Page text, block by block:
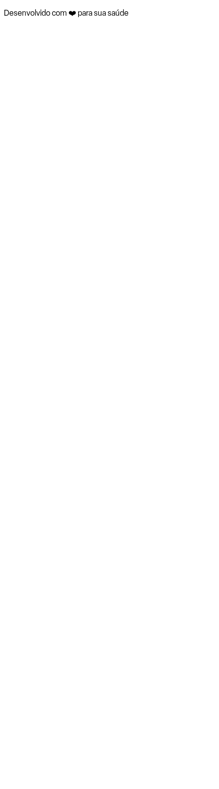
Desenvolvido com ❤️ para sua saúde